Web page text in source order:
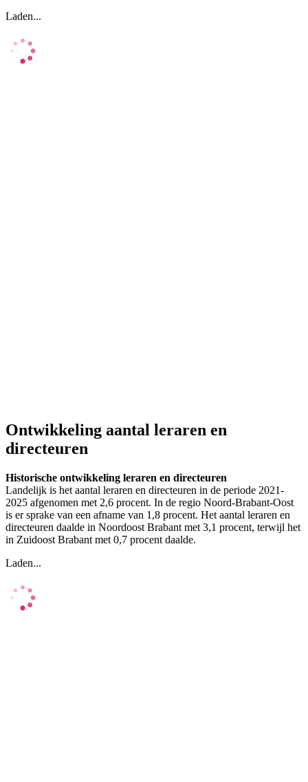
Laden...
Ontwikkeling aantal leraren en
directeuren
Historische ontwikkeling leraren en directeuren
Landelijk is het aantal leraren en directeuren in de periode 2021-
2025 afgenomen met 2,6 procent. In de regio Noord-Brabant-Oost
is er sprake van een afname van 1,8 procent. Het aantal leraren en
directeuren daalde in Noordoost Brabant met 3,1 procent, terwijl het
in Zuidoost Brabant met 0,7 procent daalde.
Laden...